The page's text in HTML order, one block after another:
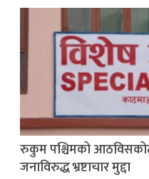
रुकुम पश्चिमको
जनाविरुद्ध भ्रष्टाचार मुद्दा